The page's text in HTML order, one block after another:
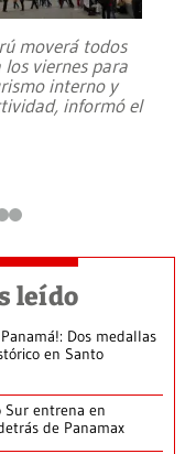
moverá todos
los viernes para
interno y
informó el
leído
Dos medallas
en Santo
Sur entrena en
de Panamax